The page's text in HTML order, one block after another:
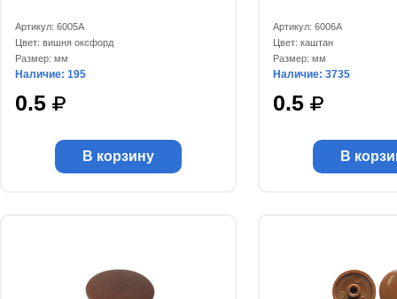
Артикул: 6005А
Цвет: вишня оксфорд
Размер: мм
Наличие: 195
0.5
В корзину
Артикул: 6006А
Цвет: каштан
Размер: мм
Наличие: 3735
0.5
В